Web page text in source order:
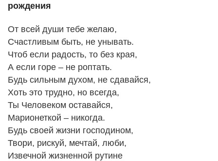
рождения
От всей души тебе желаю,
Счастливым быть, не унывать.
Чтоб если радость, то без края,
А если горе – не роптать.
Будь сильным духом, не сдавайся,
Хоть это трудно, но всегда,
Ты Человеком оставайся,
Марионеткой – никогда.
Будь своей жизни господином,
Твори, рискуй, мечтай, люби,
Извечной жизненной рутине